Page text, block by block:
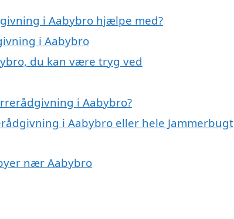
i Aabybro hjælpe med?
i Aabybro
du kan være tryg ved
i Aabybro?
i Aabybro eller hele Jammerbugt
nær Aabybro